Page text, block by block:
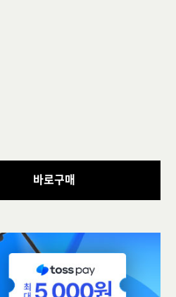
바로구매